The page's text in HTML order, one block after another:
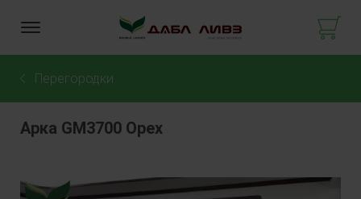
Перегородки
Арка GM3700 Орех